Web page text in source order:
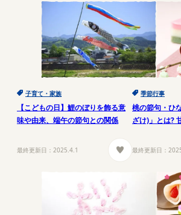
子育て・家族
【こどもの日】鯉のぼりを飾る意
味や由来、端午の節句との関係
最終更新日： 2025.4.1
季節行事
桃の節句・ひ
ざけ)」とは?
最終更新日：